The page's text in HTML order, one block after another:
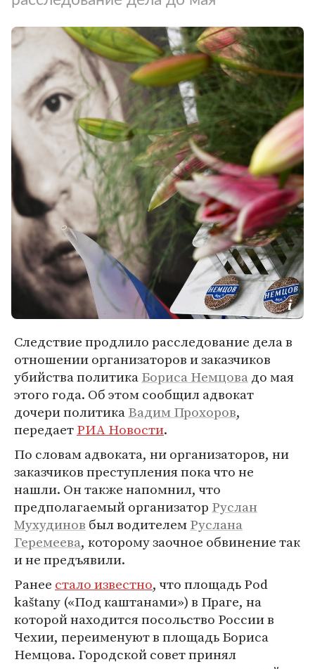
Следствие продлило расследование дела в
отношении организаторов и заказчиков
убийства политикаБориса Немцовадо мая
этого года. Об этом сообщил адвокат
дочери политикаВадим Прохоров,
передаетРИА Новости.
По словам адвоката, ни организаторов, ни
заказчиков преступления пока что не
нашли. Он также напомнил, что
предполагаемый организатор Руслан
Мухудинов был водителемРуслана
Геремеева, которому заочное обвинение так
и не предъявили.
Ранее стало известно, что площадь Pod
kaštany («Под каштанами») в Праге, на
которой находится посольство России в
Чехии, переименуют в площадь Бориса
Немцова. Городской совет принял